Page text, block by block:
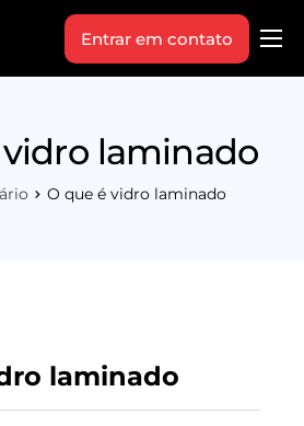
Entrar em contato
laminado
O que é vidro laminado
laminado